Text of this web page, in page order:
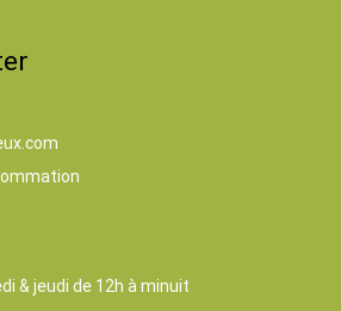
& jeudi de 12h à minuit